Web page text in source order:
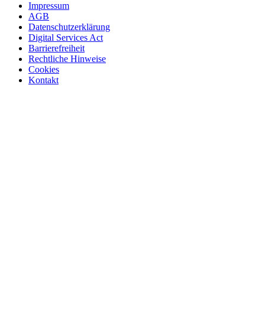
Impressum
AGB
Datenschutzerklärung
Digital Services Act
Barrierefreiheit
Rechtliche Hinweise
Cookies
Kontakt